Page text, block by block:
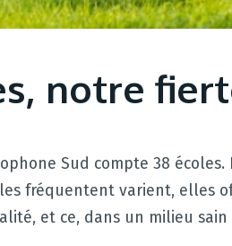
notre
Sud compte 38
fréquentent varient, elles
et ce, dans un milieu